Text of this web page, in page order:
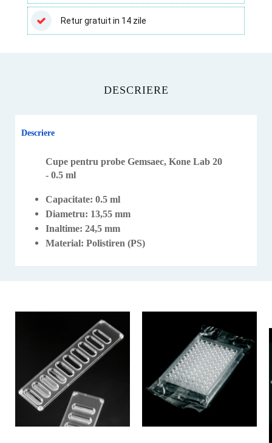
ml
-
1000
Retur gratuit in 14 zile
DESCRIERE
Descriere
Cupe pentru probe Gemsaec, Kone Lab 20
- 0.5 ml
Capacitate: 0.5 ml
Diametru: 13,55 mm
Inaltime: 24,5 mm
Material: Polistiren (PS)
multe
variații.
Opțiunile
pot